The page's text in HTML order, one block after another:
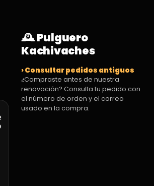
🕰️ Pulguero
Kachivaches
› Consultar pedidos antiguos
¿Compraste antes de nuestra
renovación? Consulta tu pedido con
el número de orden y el correo
usado en la compra.